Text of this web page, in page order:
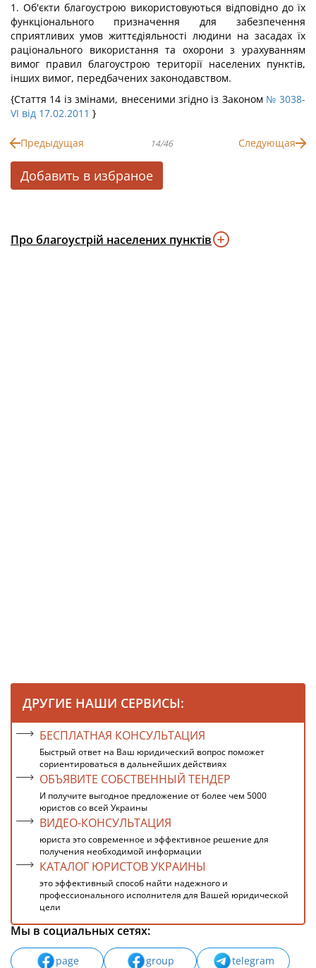
1. Об'єкти благоустрою використовуються відповідно до їх
функціонального призначення для забезпечення
сприятливих умов життєдіяльності людини на засадах їх
раціонального використання та охорони з урахуванням
вимог правил благоустрою території населених пунктів,
інших вимог, передбачених законодавством.
{Стаття 14 із змінами, внесеними згідно із Законом № 3038-
VI від 17.02.2011 }
Предыдущая 14/46 Следующая
Добавить в избраное
Про благоустрій населених пунктів
ДРУГИЕ НАШИ СЕРВИСЫ:
БЕСПЛАТНАЯ КОНСУЛЬТАЦИЯ
Быстрый ответ на Ваш юридический вопрос поможет
сориентироваться в дальнейших действиях
ОБЪЯВИТЕ СОБСТВЕННЫЙ ТЕНДЕР
И получите выгодное предложение от более чем 5000
юристов со всей Украины
ВИДЕО-КОНСУЛЬТАЦИЯ
юриста это современное и эффективное решение для
получения необходимой информации
КАТАЛОГ ЮРИСТОВ УКРАИНЫ
это эффективный способ найти надежного и
профессионального исполнителя для Вашей юридической
цели
Мы в социальных сетях:
page group
telegram